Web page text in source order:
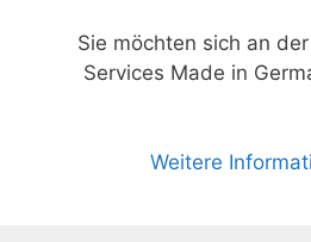
Sie möchten sich an
Services Made in
Weitere